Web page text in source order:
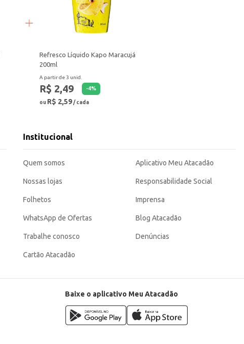
Refresco Líquido Kapo Maracujá
200ml
A partir de 3 unid.
R$ 2,49 -4%
ou R$ 2,59/ cada
Institucional
Quem somos
Nossas lojas
Folhetos
WhatsApp de Ofertas
Trabalhe conosco
Cartão Atacadão
Aplicativo Meu Atacadão
Responsabilidade Social
Imprensa
Blog Atacadão
Denúncias
Baixe o aplicativo Meu Atacadão